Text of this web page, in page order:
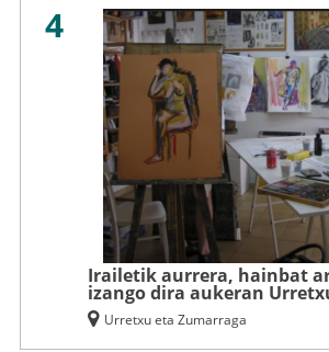
4
Irailetik aurrera, hainbat
izango dira aukeran
Urretxu eta Zumarraga